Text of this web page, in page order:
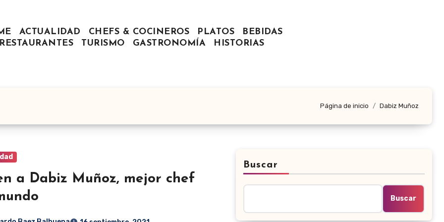
ACTUALIDAD CHEFS & COCINEROS PLATOS
BEBIDAS
RESTAURANTES
TURISMO GASTRONOMÍA HISTORIAS
Página de inicio Dabiz Muñoz
a Dabiz Muñoz, mejor chef
Buscar
Buscar